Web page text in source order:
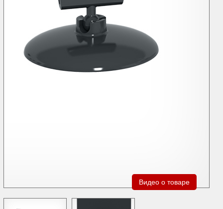
Видео о товаре